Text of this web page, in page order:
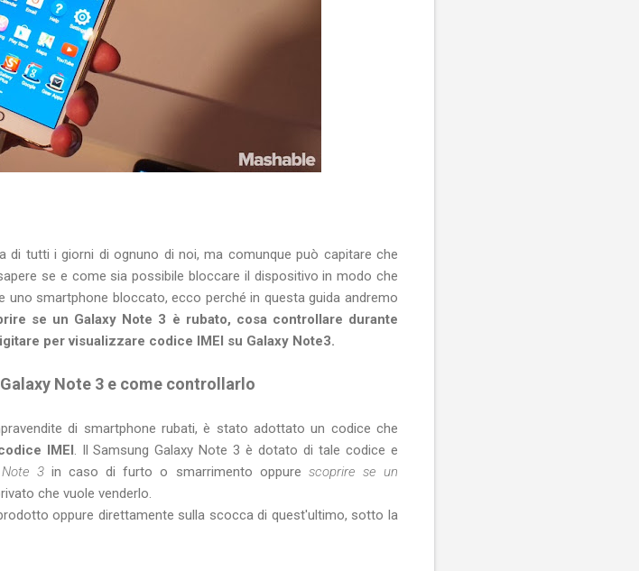
di tutti i giorni di ognuno di noi, ma comunque può capitare che
se e come sia possibile bloccare il dispositivo in modo che
smartphone bloccato, ecco perché in questa guida andremo
se un Galaxy Note 3 è rubato, cosa controllare durante
per visualizzare codice IMEI su Galaxy Note3.
Note 3 e come controllarlo
di smartphone rubati, è stato adottato un codice che
IMEI . Il Samsung Galaxy Note 3 è dotato di tale codice e
Note 3in caso di furto o smarrimento oppure scoprire se un
che vuole venderlo.
oppure direttamente sulla scocca di quest'ultimo, sotto la